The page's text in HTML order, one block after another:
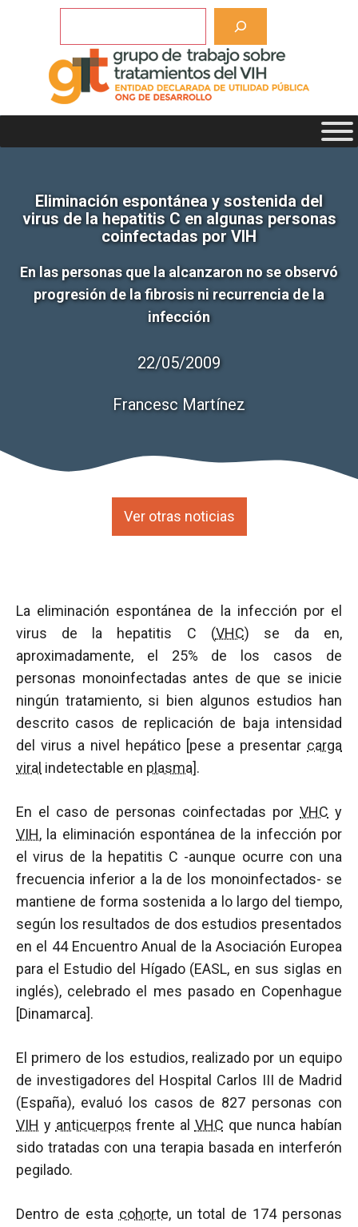
Eliminación espontánea y sostenida del
virus de la hepatitis C en algunas personas
coinfectadas por VIH
En las personas que la alcanzaron no se observó
progresión de la fibrosis ni recurrencia de la
infección
22/05/2009
Francesc Martínez
Ver otras noticias
La eliminación espontánea de la infección por el
virus de la hepatitis C (VHC) se da en,
aproximadamente, el 25% de los casos de
personas monoinfectadas antes de que se inicie
ningún tratamiento, si bien algunos estudios han
descrito casos de replicación de baja intensidad
del virus a nivel hepático [pese a presentar carga
viral indetectable en plasma].
En el caso de personas coinfectadas por VHC y
VIH, la eliminación espontánea de la infección por
el virus de la hepatitis C -aunque ocurre con una
frecuencia inferior a la de los monoinfectados- se
mantiene de forma sostenida a lo largo del tiempo,
según los resultados de dos estudios presentados
en el 44 Encuentro Anual de la Asociación Europea
para el Estudio del Hígado (EASL, en sus siglas en
inglés), celebrado el mes pasado en Copenhague
[Dinamarca].
El primero de los estudios, realizado por un equipo
de investigadores del Hospital Carlos III de Madrid
(España), evaluó los casos de 827 personas con
VIH y anticuerpos frente al VHC que nunca habían
sido tratadas con una terapia basada en interferón
pegilado.
Dentro de esta cohorte, un total de 174 personas